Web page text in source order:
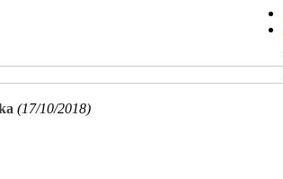
(17/10/2018)